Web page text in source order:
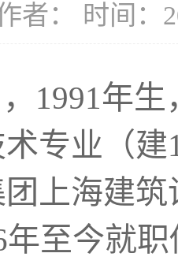
者： 时间：
1991年
专业（建
上海建
年至今就